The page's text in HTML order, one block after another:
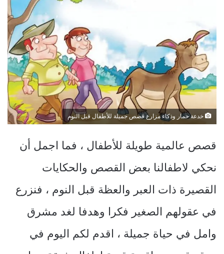
خدعة حمار وذكاء مزارع قصص جميلة للأطفال قبل النوم
قصص عالمية طويلة للأطفال ، فما اجمل أن
نحكي لاطفالنا بعض القصص والحكايات
القصيرة ذات العبر والعظة قبل النوم ، فنزرع
في عقولهم الصغير فكرا وهدفا لغد مشرق
وامل في حياة جميلة ، اقدم لكم اليوم في